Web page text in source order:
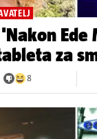
Ede
za
8